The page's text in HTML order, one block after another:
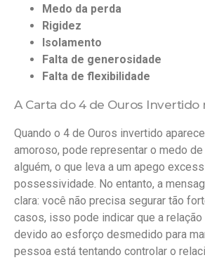
Medo da perda
Rigidez
Isolamento
Falta de generosidade
Falta de flexibilidade
A Carta do 4 de Ouros Invertido
Quando o 4 de Ouros invertido
amoroso, pode representar o medo
alguém, o que leva a um apego
possessividade. No entanto, a
clara: você não precisa segurar tão
casos, isso pode indicar que a
devido ao esforço desmedido para
pessoa está tentando controlar o